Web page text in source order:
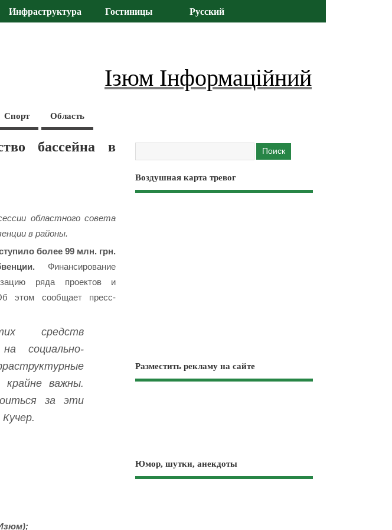
Инфраструктура Гостиницы Русский
Ізюм Інформаційний
Спорт Область
бассейна в
областного совета
в районы.
более 99 млн. грн.
Финансирование
ряда проектов и
этом сообщает пресс-
средств
социально-
важны.
за эти
Воздушная карта тревог
Разместить рекламу на сайте
Юмор, шутки, анекдоты